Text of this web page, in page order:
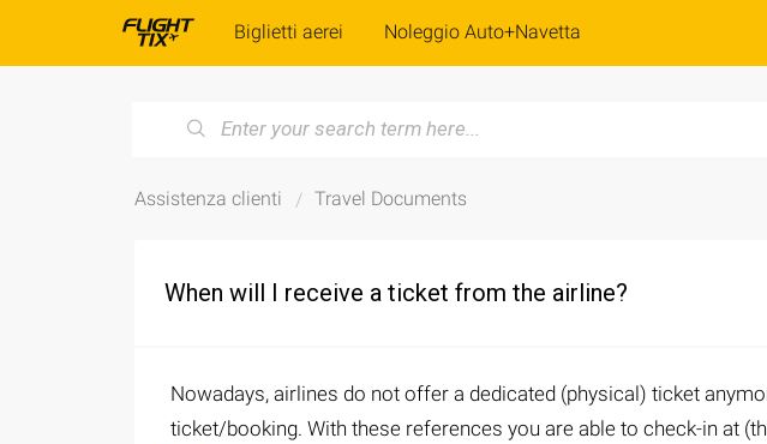
Biglietti aerei Noleggio Auto+Navetta
Assistenza clienti Travel Documents
When will I receive a ticket from the airline?
Nowadays, airlines do not offer a dedicated (physical) ticket
ticket/booking. With these references you are able to check-in at